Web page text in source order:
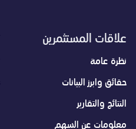
علاقات المستثمرين
نظرة عامة
حقائق وابرز البيانات
النتائج والتقارير
معلومات عن السهم